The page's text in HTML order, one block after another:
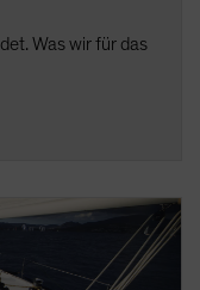
Was wir für das